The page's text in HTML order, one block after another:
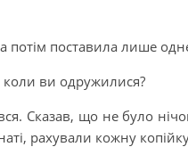
потім поставила лише
ви одружилися?
Сказав, що не було
рахували кожну